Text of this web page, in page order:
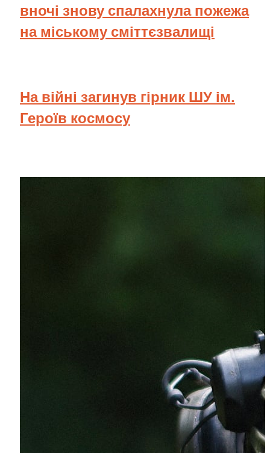
вночі знову спалахнула пожежа
на міському сміттєзвалищі
На війні загинув гірник ШУ ім.
Героїв космосу